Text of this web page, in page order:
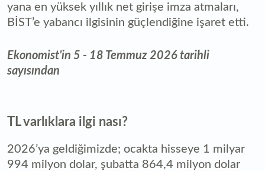
yana en yüksek yıllık net girişe imza atmaları,
BİST’e yabancı ilgisinin güçlendiğine işaret etti.
Ekonomist’in 5 - 18 Temmuz 2026 tarihli
sayısından
TL varlıklara ilgi nası?
2026’ya geldiğimizde; ocakta hisseye 1 milyar
994 milyon dolar, şubatta 864,4 milyon dolar